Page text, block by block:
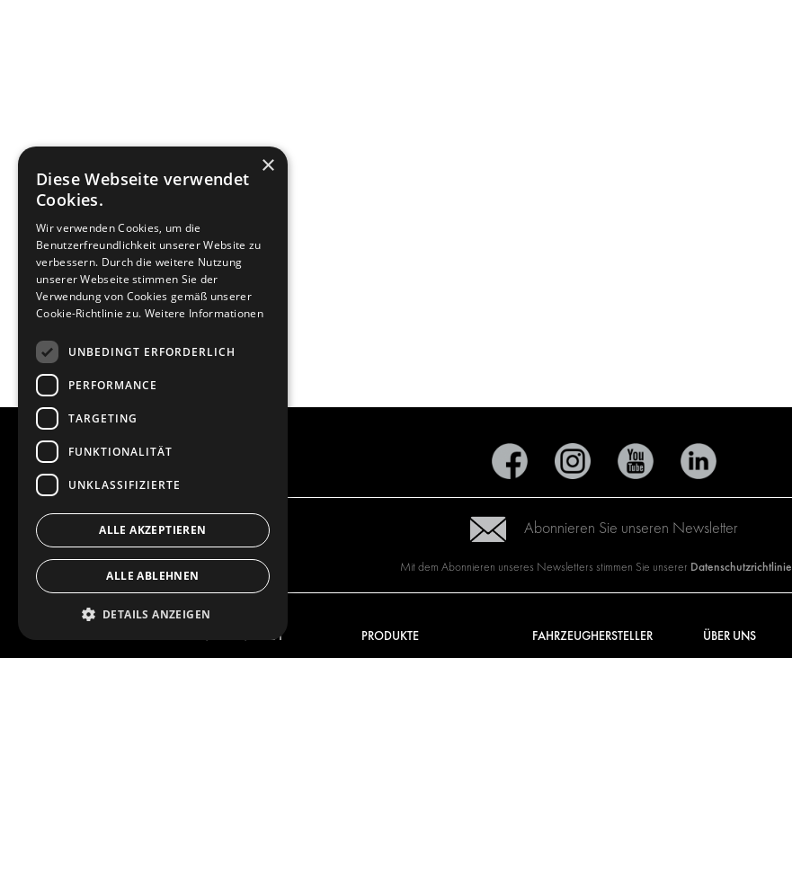
Abonnieren Sie unseren Newsletter
Mit dem Abonnieren unseres Newsletters stimmen Sie unserer Datenschutzrichtlinie
UNSER ANGEBOT PRODUKTE FAHRZEUGHERSTELLER ÜBER UNS
×
Diese Webseite verwendet
Cookies.
Wir verwenden Cookies, um die
Benutzerfreundlichkeit unserer Website zu
verbessern. Durch die weitere Nutzung
unserer Webseite stimmen Sie der
Verwendung von Cookies gemäß unserer
Cookie-Richtlinie zu. Weitere Informationen
UNBEDINGT ERFORDERLICH
PERFORMANCE
TARGETING
FUNKTIONALITÄT
UNKLASSIFIZIERTE
ALLE AKZEPTIEREN
ALLE ABLEHNEN
DETAILS ANZEIGEN